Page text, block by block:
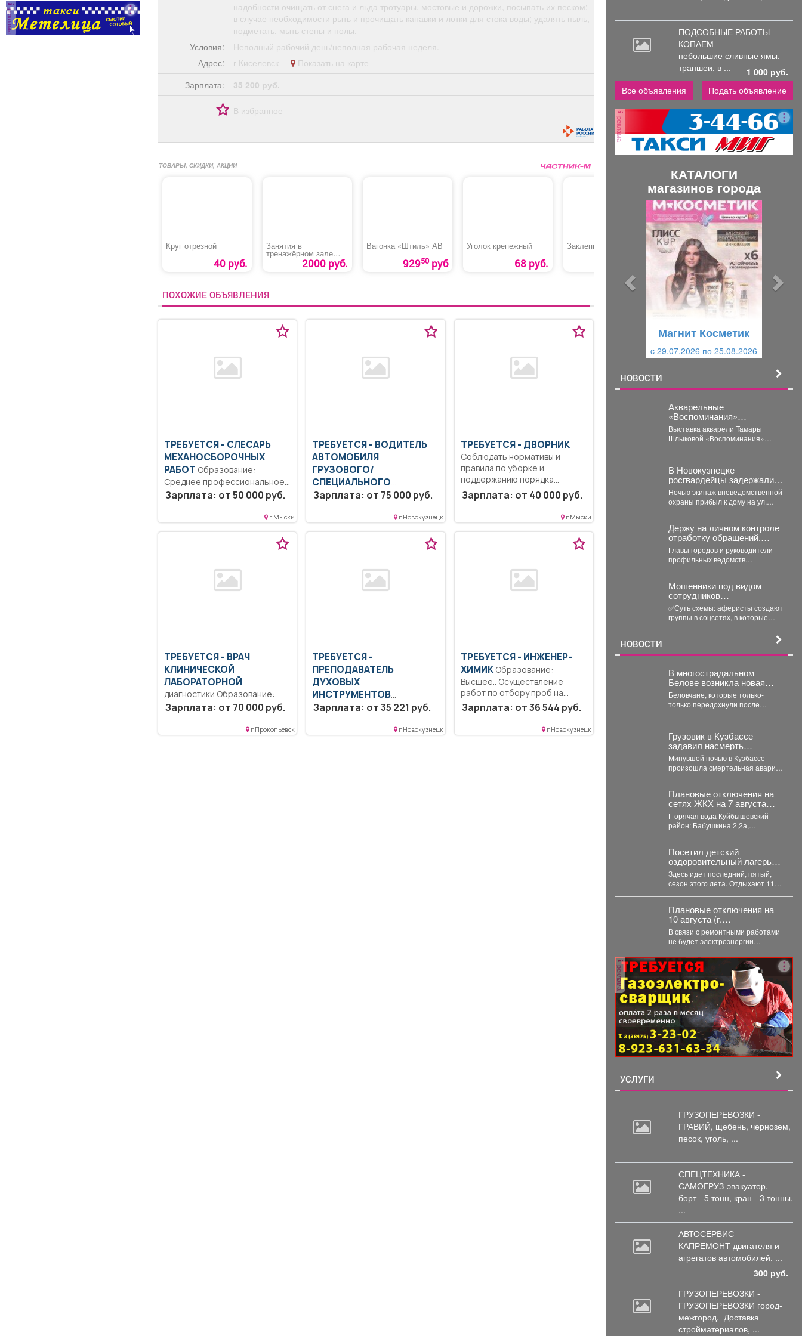
реклама
надобности очищать от снега и льда тротуары, мостовые и дорожки, посыпать их песком;
в случае необходимости рыть и прочищать канавки и лотки для стока воды; удалять пыль,
подметать, мыть стены и полы.
Условия:
Неполный рабочий день/неполная рабочая неделя.
Адрес:
г Киселевск
Показать на карте
Зарплата:
35 200 руб.
В избранное
ТОВАРЫ, СКИДКИ, АКЦИИ
Круг отрезной
40 руб.
Занятия в
тренажёрном зале
для взрослых2000 руб.
Вагонка «Штиль» АВ
92950руб
Уголок крепежный
68 руб.
Заклепка ZK Саморез
050руб
ПОХОЖИЕ ОБЪЯВЛЕНИЯ
ТРЕБУЕТСЯ - СЛЕСАРЬ
МЕХАНОСБОРОЧНЫХ
РАБОТ
Среднее профессиональное
образование.. Разборка,
сборка ДВС в т....
Зарплата: от 50 000 руб.
г Мыски
ТРЕБУЕТСЯ - ВОДИТЕЛЬ
АВТОМОБИЛЯ
ГРУЗОВОГО/
СПЕЦИАЛЬНОГО
Управление автомобилем
соблюдение ПДД проработка
Зарплата: от 75 000 руб.
г Новокузнецк
ТРЕБУЕТСЯ - ДВОРНИК
Соблюдать нормативы и
правила по уборке и
поддержанию порядка...
Зарплата: от 40 000 руб.
г Мыски
ТРЕБУЕТСЯ - ВРАЧ
КЛИНИЧЕСКОЙ
ЛАБОРАТОРНОЙ
диагностики Образование:
Высшее-подготовка кадров
высшей квалификации..
Согласно должностной
инструкции.. Полный...
Зарплата: от 70 000 руб.
г Прокопьевск
ТРЕБУЕТСЯ -
ПРЕПОДАВАТЕЛЬ
ДУХОВЫХ
ИНСТРУМЕНТОВ
Образование: Высшее
Соблюдать Устав Учреждения,
Зарплата: от 35 221 руб.
г Новокузнецк
ТРЕБУЕТСЯ - ИНЖЕНЕР-
ХИМИКОбразование:
Высшее.. Осуществление
работ по отбору проб на
объектах...
Зарплата: от 36 544 руб.
г Новокузнецк
ПОДСОБНЫЕ РАБОТЫ -
КОПАЕМ
небольшие сливные ямы,
траншеи, в ...
1 000 руб.
Все объявления
Подать объявление
реклама
КАТАЛОГИ
магазинов города
Магнит Косметик
c 29.07.2026 по 25.08.2026
НОВОСТИ
Акварельные
«Воспоминания»
притягивают гостей со всей
области
Выставка акварели Тамары
Шлыковой «Воспоминания»
Центральной библиотеке Мысков
и сразу стала...
В Новокузнецке
росгвардейцы задержали
дебошира, повредившего
окно и дверь квартиры
сожительницы
Ночью экипаж вневедомственной
охраны прибыл к дому на ул.
Держу на личном контроле
отработку обращений,
которые поступили во
время прямого эфира 28
июля.
Главы городов и руководители
профильных ведомств
подтверждают их фото и...
Мошенники под видом
сотрудников
маркетплейсов
обманывают россиян, у
которых скоро день
✅Суть схемы: аферисты создают
группы в соцсетях, в которые
НОВОСТИ
В многострадальном
Белове возникла новая
напасть – что на этот раз
Беловчане, которые только-
только передохнули после
подвалов, столкнулись с новой
напастью. ...
Грузовик в Кузбассе
задавил насмерть
мотоциклиста в
чудовищном ДТП
Минувшей ночью в Кузбассе
произошла смертельная авария
Плановые отключения на
сетях ЖКХ на 7 августа
2026 г. (г. Новокузнецк)
Г орячая вода Куйбышевский
район: Бабушкина 2,2а,
Посетил детский
оздоровительный лагерь
«Звездочка».
Здесь идет последний, пятый,
сезон этого лета. Отдыхают 115
Плановые отключения на
10 августа (г.
Междуреченск)
В связи с ремонтными работами
не будет электроэнергии
реклама
УСЛУГИ
ГРУЗОПЕРЕВОЗКИ -
ГРАВИЙ, щебень, чернозем,
песок, уголь, ...
СПЕЦТЕХНИКА -
САМОГРУЗ-эвакуатор,
борт - 5 тонн, кран - 3 тонны.
...
АВТОСЕРВИС -
КАПРЕМОНТ двигателя и
агрегатов автомобилей. ...
300 руб.
ГРУЗОПЕРЕВОЗКИ -
ГРУЗОПЕРЕВОЗКИ город-
межгород. Доставка
стройматериалов, ...